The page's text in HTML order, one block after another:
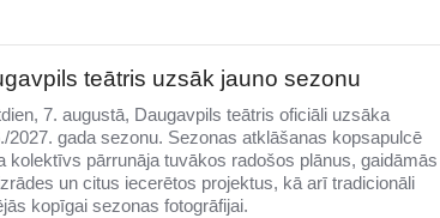
teātris uzsāk jauno sezonu
7. augustā, Daugavpils teātris oficiāli uzsāka
2027. gada sezonu. Sezonas atklāšanas kopsapulcē
kolektīvs pārrunāja tuvākos radošos plānus, gaidāmās
un citus iecerētos projektus, kā arī tradicionāli
kopīgai sezonas fotogrāfijai.